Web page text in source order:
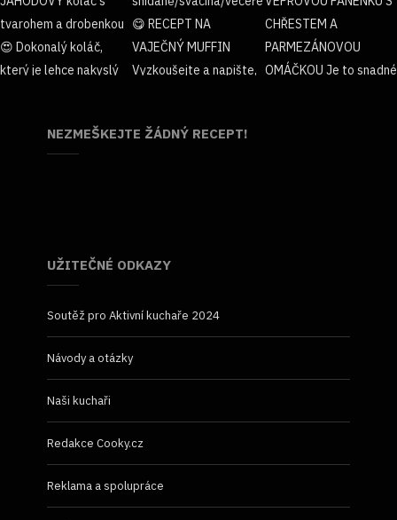
NEZMEŠKEJTE ŽÁDNÝ RECEPT!
UŽITEČNÉ ODKAZY
Soutěž pro Aktivní kuchaře 2024
Návody a otázky
Naši kuchaři
Redakce Cooky.cz
Reklama a spolupráce